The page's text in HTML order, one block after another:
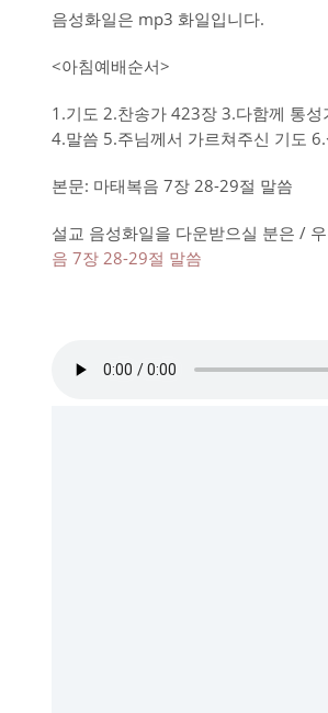
음성화일은 mp3 화일입니다.
<아침예배순서>
1.기도 2.찬송가 423장 3.다함께 통성
4.말씀 5.주님께서 가르쳐주신 기도
본문: 마태복음 7장 28-29절 말씀
설교 음성화일을 다운받으실 분은 /
음 7장 28-29절 말씀